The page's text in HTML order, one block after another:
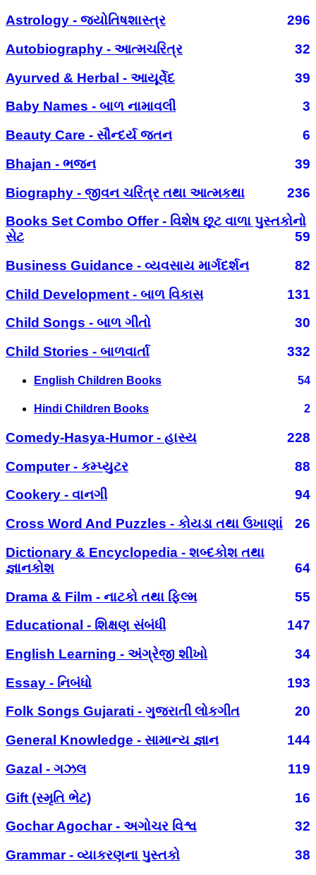
Astrology - જ્યોતિષશાસ્ત્ર
296
Autobiography - આત્મચરિત્ર
32
Ayurved & Herbal - આયૂર્વેદ
39
Baby Names - બાળ નામાવલી
3
Beauty Care - સૌન્દર્ય જતન
6
Bhajan - ભજન
39
Biography - જીવન ચરિત્ર તથા આત્મકથા
236
Books Set Combo Offer - વિશેષ છૂટ વાળા પુસ્તકોનો
સેટ
59
Business Guidance - વ્યવસાય માર્ગદર્શન
82
Child Development - બાળ વિકાસ
131
Child Songs - બાળ ગીતો
30
Child Stories - બાળવાર્તા
332
English Children Books 54
Hindi Children Books 2
Comedy-Hasya-Humor - હાસ્ય
228
Computer - કમ્પ્યુટર
88
Cookery - વાનગી
94
Cross Word And Puzzles - કોયડા તથા ઉખાણાં
26
Dictionary & Encyclopedia - શબ્દકોશ તથા
જ્ઞાનકોશ
64
Drama & Film - નાટકો તથા ફિલ્મ
55
Educational - શિક્ષણ સંબંધી
147
English Learning - અંગ્રેજી શીખો
34
Essay - નિબંધો
193
Folk Songs Gujarati - ગુજરાતી લોકગીત
20
General Knowledge - સામાન્ય જ્ઞાન
144
Gazal - ગઝલ
119
Gift (સ્મૃતિ ભેટ)
16
Gochar Agochar - અગોચર વિશ્વ
32
Grammar - વ્યાકરણના પુસ્તકો
38